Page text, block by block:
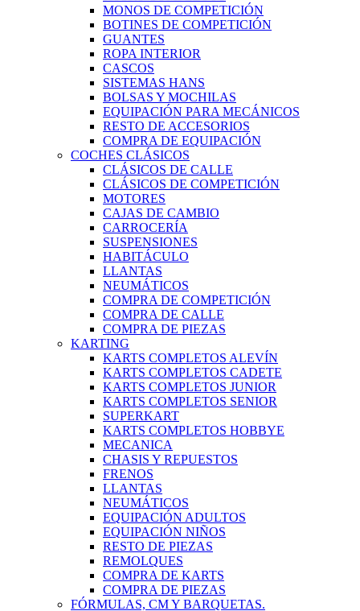
MONOS DE COMPETICIÓN
BOTINES DE COMPETICIÓN
GUANTES
ROPA INTERIOR
CASCOS
SISTEMAS HANS
BOLSAS Y MOCHILAS
EQUIPACIÓN PARA MECÁNICOS
RESTO DE ACCESORIOS
COMPRA DE EQUIPACIÓN
COCHES CLÁSICOS
CLÁSICOS DE CALLE
CLÁSICOS DE COMPETICIÓN
MOTORES
CAJAS DE CAMBIO
CARROCERÍA
SUSPENSIONES
HABITÁCULO
LLANTAS
NEUMÁTICOS
COMPRA DE COMPETICIÓN
COMPRA DE CALLE
COMPRA DE PIEZAS
KARTING
KARTS COMPLETOS ALEVÍN
KARTS COMPLETOS CADETE
KARTS COMPLETOS JUNIOR
KARTS COMPLETOS SENIOR
SUPERKART
KARTS COMPLETOS HOBBYE
MECANICA
CHASIS Y REPUESTOS
FRENOS
LLANTAS
NEUMÁTICOS
EQUIPACIÓN ADULTOS
EQUIPACIÓN NIÑOS
RESTO DE PIEZAS
REMOLQUES
COMPRA DE KARTS
COMPRA DE PIEZAS
FÓRMULAS, CM Y BARQUETAS.